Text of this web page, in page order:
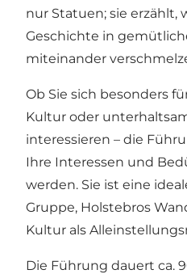
nur Statuen; sie erzählt,
Geschichte in
miteinander
Ob Sie sich besonders
Kultur oder
interessieren – die
Ihre Interessen und
werden. Sie ist eine
Gruppe, Holstebros
Kultur als
Die Führung dauert ca.